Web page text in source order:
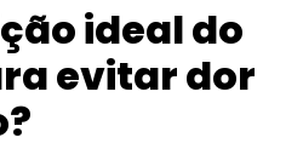
ideal do
evitar dor